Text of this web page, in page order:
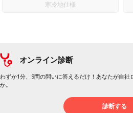
寒冷地仕様
オンライン診断
わずか1分、9問の問いに答えるだけ！あなたが自社
か。
診断する